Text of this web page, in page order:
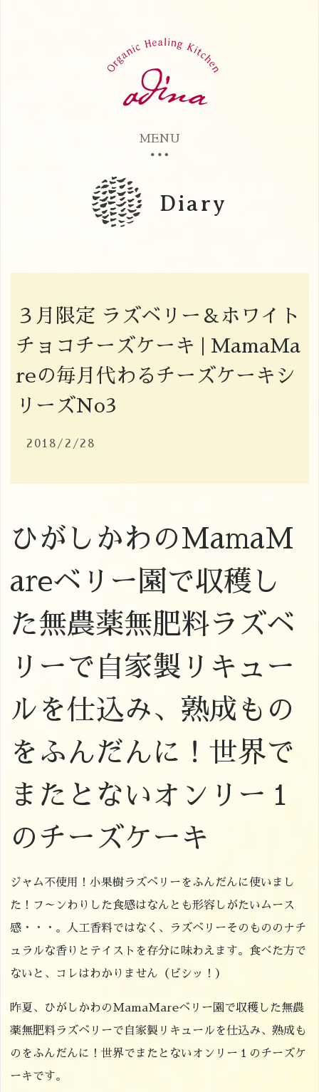
MENU
Diary
３月限定 ラズベリー＆ホワイト
チョコチーズケーキ | MamaMa
reの毎月代わるチーズケーキシ
リーズNo3
2018/2/28
ひがしかわのMamaM
areベリー園で収穫し
た無農薬無肥料ラズベ
リーで自家製リキュー
ルを仕込み、熟成もの
をふんだんに！世界で
またとないオンリー１
のチーズケーキ
ジャム不使用！小果樹ラズベリーをふんだんに使いまし
た！フ～ンわりした食感はなんとも形容しがたいムース
感・・・。人工香料ではなく、ラズベリーそのもののナチ
ュラルな香りとテイストを存分に味わえます。食べた方で
ないと、コレはわかりません（ビシッ！）
昨夏、ひがしかわのMamaMareベリー園で収穫した無農
薬無肥料ラズベリーで自家製リキュールを仕込み、熟成も
のをふんだんに！世界でまたとないオンリー１のチーズケ
ーキです。